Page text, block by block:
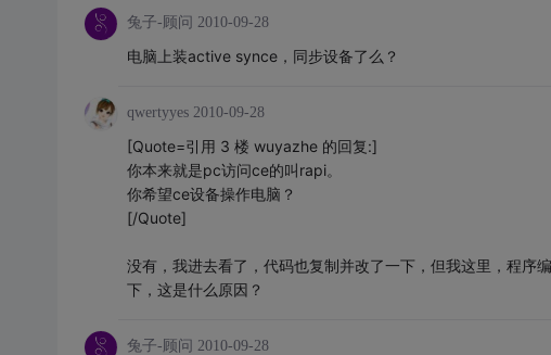
兔子-顾问 2010-09-28
电脑上装active synce，同步设备了么？
qwertyyes 2010-09-28
[Quote=引用 3 楼 wuyazhe 的回复:]
你本来就是pc访问ce的叫rapi。
你希望ce设备操作电脑？
[/Quote]
没有，我进去看了，代码也复制并改了一下，但我这里，程序
下，这是什么原因？
兔子-顾问 2010-09-28